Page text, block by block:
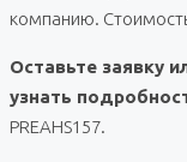
компанию.
Оставьте заявку
узнать
PREAHS157.